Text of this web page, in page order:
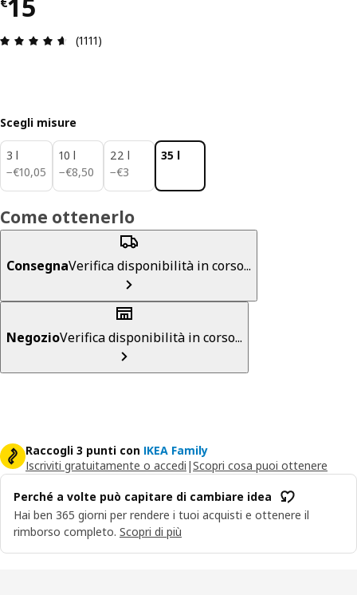
Recensione: 4.6 di 5 stelle. Recensioni totali:
(1111)
Scegli misure
3 l
−€10,05
€ 10,05
10 l
−€8,50
€ 8,50
22 l
−€3
€ 3
35 l
Come ottenerlo
ConsegnaVerifica disponibilità in corso...
NegozioVerifica disponibilità in corso...
Raccogli 3 punti con IKEA Family
Iscriviti gratuitamente o accedi |Scopri cosa puoi ottenere
Perché a volte può capitare di cambiare idea
Hai ben 365 giorni per rendere i tuoi acquisti e ottenere il
rimborso completo. Scopri di più